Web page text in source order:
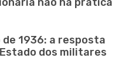
de 1936: a resposta
dos militares